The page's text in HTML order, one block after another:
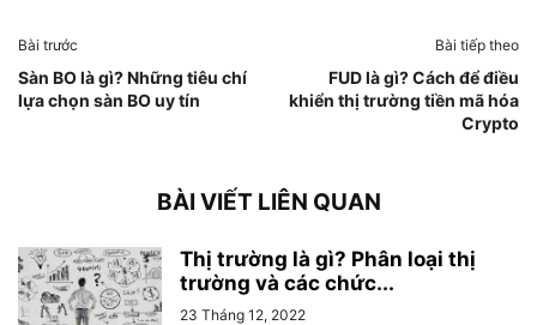
Bài trước
Sàn BO là gì? Những tiêu chí
lựa chọn sàn BO uy tín
Bài tiếp theo
FUD là gì? Cách để điều
khiển thị trường tiền mã hóa
Crypto
BÀI VIẾT LIÊN QUAN
Thị trường là gì? Phân loại thị
trường và các chức...
23 Tháng 12, 2022